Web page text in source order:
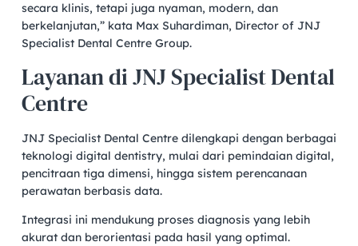
secara klinis, tetapi juga nyaman, modern, dan
berkelanjutan,” kata Max Suhardiman, Director of JNJ
Specialist Dental Centre Group.
Layanan di JNJ Specialist Dental
Centre
JNJ Specialist Dental Centre dilengkapi dengan berbagai
teknologi digital dentistry, mulai dari pemindaian digital,
pencitraan tiga dimensi, hingga sistem perencanaan
perawatan berbasis data.
Integrasi ini mendukung proses diagnosis yang lebih
akurat dan berorientasi pada hasil yang optimal.